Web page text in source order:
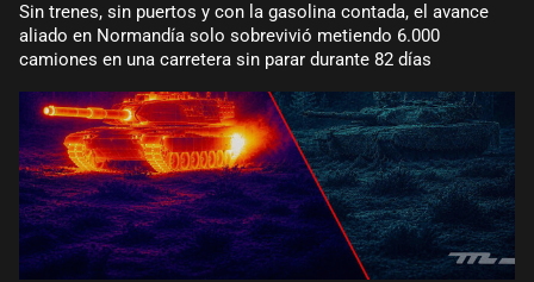
Sin trenes, sin puertos y con la gasolina contada, el avance
aliado en Normandía solo sobrevivió metiendo 6.000
camiones en una carretera sin parar durante 82 días